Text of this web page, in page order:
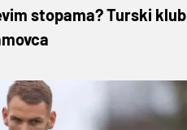
stopama? Turski klub